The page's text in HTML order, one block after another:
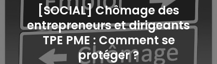
[SOCIAL] Chômage des
entrepreneurs et dirigeants
TPE PME : Comment se
protéger ?